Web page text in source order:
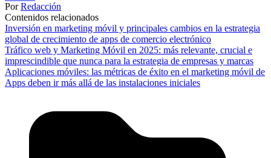
PorRedacción
Contenidos relacionados
Inversión en marketing móvil y principales cambios en la estrategia
global de crecimiento de apps de comercio electrónico
Tráfico web y Marketing Móvil en 2025: más relevante, crucial e
imprescindible que nunca para la estrategia de empresas y marcas
Aplicaciones móviles: las métricas de éxito en el marketing móvil de
Apps deben ir más allá de las instalaciones iniciales